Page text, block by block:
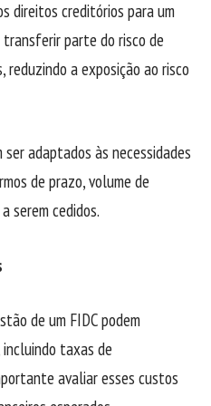
direitos creditórios para um
transferir parte do risco de
a exposição ao risco
adaptados às necessidades
de prazo, volume de
serem cedidos.
de um FIDC podem
taxas de
avaliar esses custos